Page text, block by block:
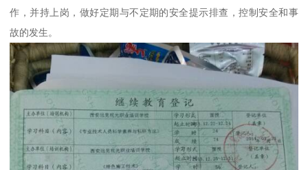
作，并持上岗，做好定期与不定期的安全提示排查，控制安全和事
故的发生。